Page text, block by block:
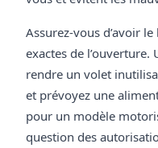
Assurez-vous d’avoir
exactes de
rendre un volet
et prévoyez une
pour un modèle
question des